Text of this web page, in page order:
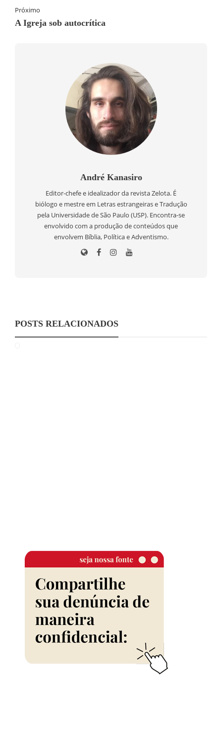
Próximo
A Igreja sob autocrítica
André Kanasiro
Editor-chefe e idealizador da revista Zelota. É
biólogo e mestre em Letras estrangeiras e Tradução
pela Universidade de São Paulo (USP). Encontra-se
envolvido com a produção de conteúdos que
envolvem Bíblia, Política e Adventismo.
POSTS RELACIONADOS